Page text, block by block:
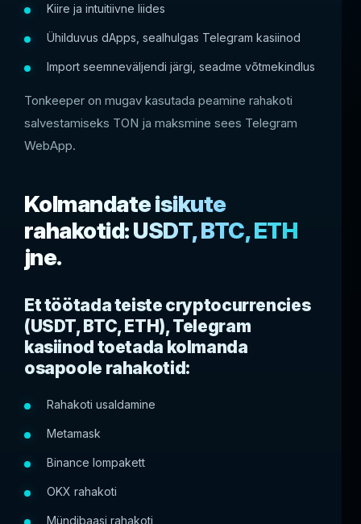
Kiire ja intuitiivne liides
Ühilduvus dApps, sealhulgas Telegram kasiinod
Import seemneväljendi järgi, seadme võtmekindlus
Tonkeeper on mugav kasutada peamine rahakoti
salvestamiseks TON ja maksmine sees Telegram
WebApp.
Kolmandate isikute
rahakotid: USDT, BTC, ETH
jne.
Et töötada teiste cryptocurrencies
(USDT, BTC, ETH), Telegram
kasiinod toetada kolmanda
osapoole rahakotid:
Rahakoti usaldamine
Metamask
Binance lompakett
OKX rahakoti
Mündibaasi rahakoti